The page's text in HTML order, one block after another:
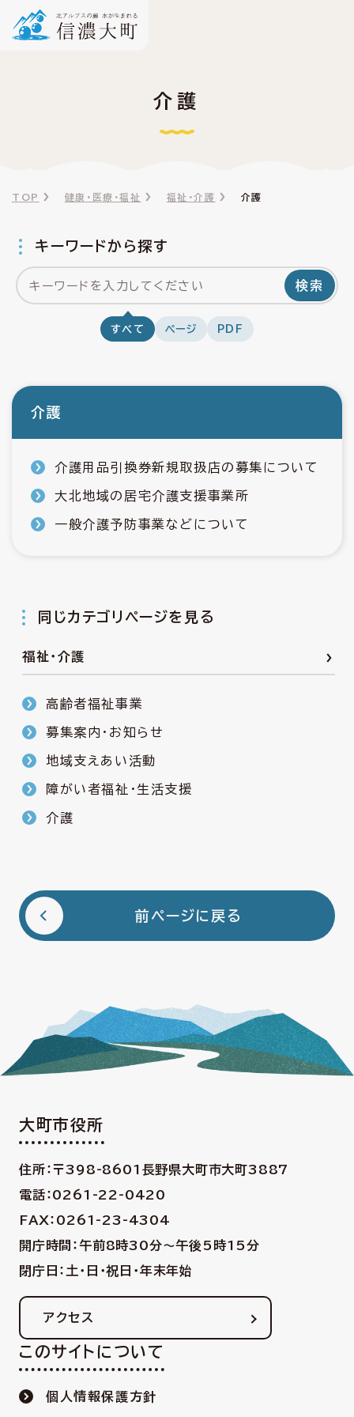
介護
TOP 健康・医療・福祉 福祉・介護 介護
キーワードから探す
検索
すべて ページ PDF
介護
介護用品引換券新規取扱店の募集について
大北地域の居宅介護支援事業所
一般介護予防事業などについて
同じカテゴリページを見る
福祉・介護
高齢者福祉事業
募集案内・お知らせ
地域支えあい活動
障がい者福祉・生活支援
介護
前ページに戻る
大町市役所
住所：〒398-8601 長野県大町市大町3887
電話：0261-22-0420
FAX：0261-23-4304
開庁時間：午前8時30分〜午後5時15分
閉庁日：土・日・祝日・年末年始
アクセス
このサイトについて
個人情報保護方針